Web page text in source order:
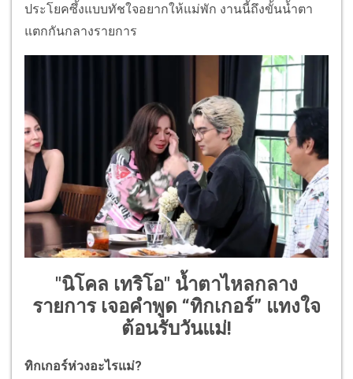
ประโยคซึ้งแบบทัชใจอยากให้แม่พัก งานนี้ถึงขั้นน้ำตา
แตกกันกลางรายการ
"นิโคล เทริโอ" น้ำตาไหลกลาง
รายการ เจอคำพูด “ทิกเกอร์” แทงใจ
ต้อนรับวันแม่!
ทิกเกอร์ห่วงอะไรแม่?